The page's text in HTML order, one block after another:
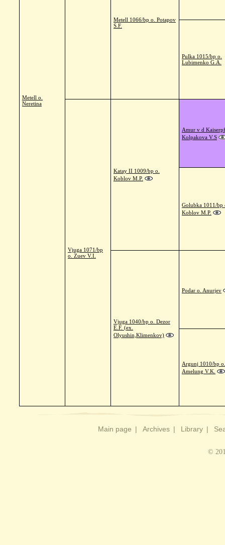
Metell o.
Neretina
Metell 1066/bp o. Potapov
S.F.
Pulka 1015/bp o.
Lubimenko G.A.
Vjuga 1071/bp
o. Zuev V.I.
Katay II 1009/bp o.
Koblov M.P.
Amur v d
Kolpakova V.S
Golubka 1011/bp
Koblov M.P.
Vjuga 1040/bp o. Dezor
E.F. (ex.
Olyushin,Klimenkov)
Podar o. Anurjev
Argunj 1010/bp o.
Amelung V.K.
Main page | Archives | Library |
©